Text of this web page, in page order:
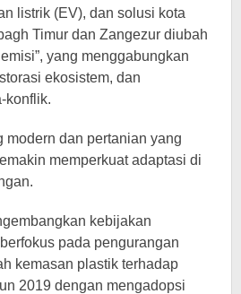
listrik (EV), dan solusi kota
Timur dan Zangezur diubah
yang menggabungkan
ekosistem, dan
konflik.
modern dan pertanian yang
memperkuat adaptasi di
kebijakan
pada pengurangan
kemasan plastik terhadap
2019 dengan mengadopsi